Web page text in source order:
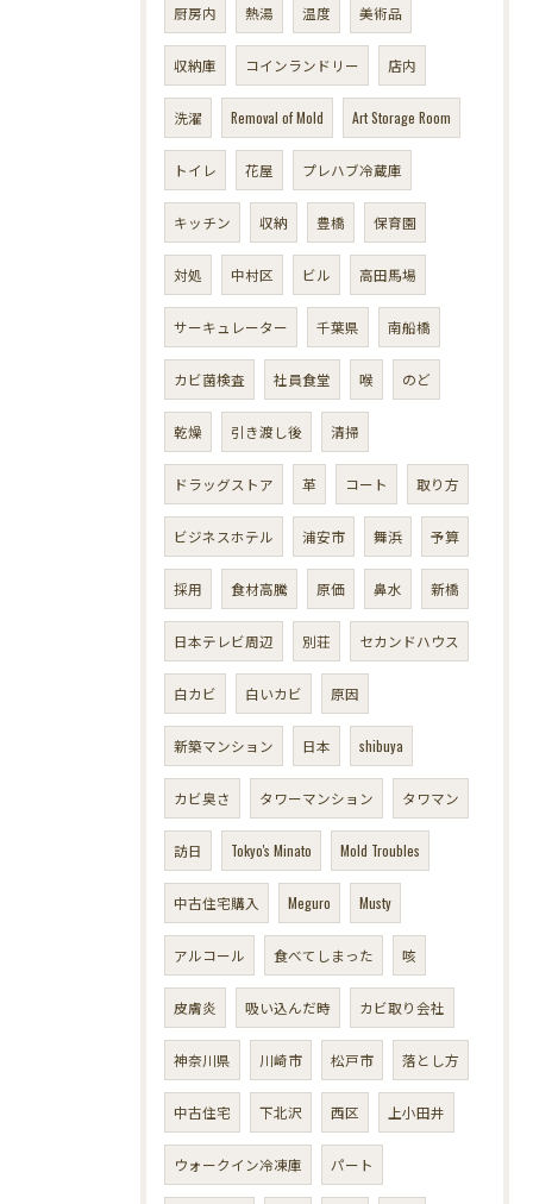
厨房内 熱湯 温度 美術品
収納庫 コインランドリー 店内
洗濯 Removal of Mold Art Storage Room
トイレ 花屋 プレハブ冷蔵庫
キッチン 収納 豊橋 保育園
対処 中村区 ビル 高田馬場
サーキュレーター 千葉県 南船橋
カビ菌検査 社員食堂 喉 のど
乾燥 引き渡し後 清掃
ドラッグストア 革 コート 取り方
ビジネスホテル 浦安市 舞浜 予算
採用 食材高騰 原価 鼻水 新橋
日本テレビ周辺 別荘 セカンドハウス
白カビ 白いカビ 原因
新築マンション 日本 shibuya
カビ臭さ タワーマンション タワマン
訪日 Tokyo's Minato Mold Troubles
中古住宅購入 Meguro Musty
アルコール 食べてしまった 咳
皮膚炎 吸い込んだ時 カビ取り会社
神奈川県 川崎市 松戸市 落とし方
中古住宅 下北沢 西区 上小田井
ウォークイン冷凍庫 パート